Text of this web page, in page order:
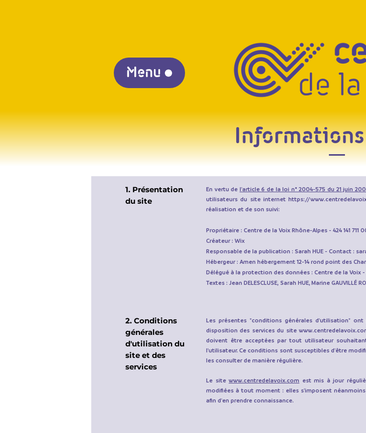
Menu
Informations
1. Présentation
du site
En vertu de l'article 6 de la loi n° 2004-575 du 21 juin
utilisateurs du site internethttps://
réalisation et de son suivi:
Propriétaire : Centre de la Voix Rhône-Alpes - 424 141
Créateur : Wix
Responsable de la publication : Sarah HUE - Contact :
Hébergeur : Amen hébergement 12-14 rond point des
Délégué à la protection des données : Centre de la Voix -
Textes : Jean DELESCLUSE, Sarah HUE, Marine GAUVILLÉ
2. Conditions
générales
d'utilisation du
site et des
services
Les présentes "conditions générales d'utilisation"
disposition des services du site
doivent être acceptées par tout utilisateur
l'utilisateur. Ce conditions sont susceptibles d'être
les consulter de manière régulière.
Le sitewww.centredelavoix.com est mis à jour
modifiées à tout moment : elles s'imposent
afin d'en prendre connaissance.